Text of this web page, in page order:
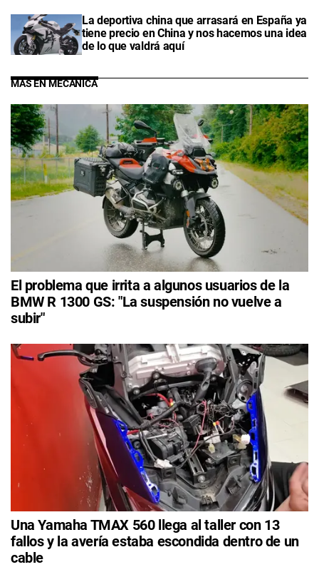
La deportiva china que arrasará en España ya
tiene precio en China y nos hacemos una idea
de lo que valdrá aquí
MÁS EN MECÁNICA
El problema que irrita a algunos usuarios de la
BMW R 1300 GS: "La suspensión no vuelve a
subir"
Una Yamaha TMAX 560 llega al taller con 13
fallos y la avería estaba escondida dentro de un
cable